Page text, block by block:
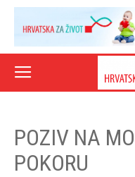
POZIV NA
POKORU